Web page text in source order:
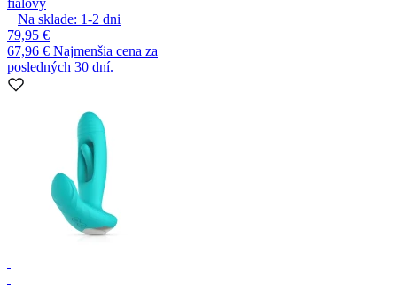
Na sklade: 1-2 dni
79,95 €
67,96 € Najmenšia cena za
posledných 30 dní.